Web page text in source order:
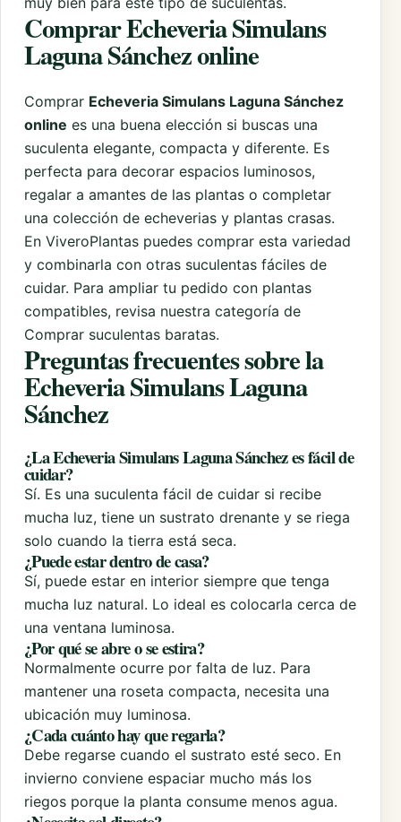
Comprar Echeveria Simulans
Laguna Sánchez online
Comprar Echeveria Simulans Laguna Sánchez
online es una buena elección si buscas una
suculenta elegante, compacta y diferente. Es
perfecta para decorar espacios luminosos,
regalar a amantes de las plantas o completar
una colección de echeverias y plantas crasas.
En ViveroPlantas puedes comprar esta variedad
y combinarla con otras suculentas fáciles de
cuidar. Para ampliar tu pedido con plantas
compatibles, revisa nuestra categoría de
Comprar suculentas baratas.
Preguntas frecuentes sobre la
Echeveria Simulans Laguna
Sánchez
¿La Echeveria Simulans Laguna Sánchez es fácil de
cuidar?
Sí. Es una suculenta fácil de cuidar si recibe
mucha luz, tiene un sustrato drenante y se riega
solo cuando la tierra está seca.
¿Puede estar dentro de casa?
Sí, puede estar en interior siempre que tenga
mucha luz natural. Lo ideal es colocarla cerca de
una ventana luminosa.
¿Por qué se abre o se estira?
Normalmente ocurre por falta de luz. Para
mantener una roseta compacta, necesita una
ubicación muy luminosa.
¿Cada cuánto hay que regarla?
Debe regarse cuando el sustrato esté seco. En
invierno conviene espaciar mucho más los
riegos porque la planta consume menos agua.